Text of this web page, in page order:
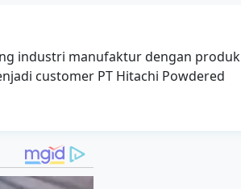
industri manufaktur dengan produk
customer PT Hitachi Powdered